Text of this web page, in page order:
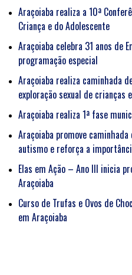
Araçoiaba realiza a 10ª
Criança e do Adolescente
Araçoiaba celebra 31 anos de
programação especial
Araçoiaba realiza caminhada
exploração sexual de crianças
Araçoiaba realiza 1ª fase
Araçoiaba promove
autismo e reforça a
Elas em Ação – Ano III inicia
Araçoiaba
Curso de Trufas e Ovos de
em Araçoiaba